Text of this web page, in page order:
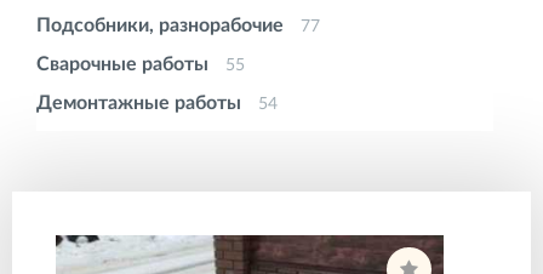
Подсобники, разнорабочие 77
Сварочные работы 55
Демонтажные работы 54
Кровельные работы